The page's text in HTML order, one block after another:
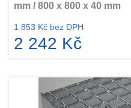
mm / 800 x 800 x 40 mm
1 853 Kč bez DPH
2 242 Kč